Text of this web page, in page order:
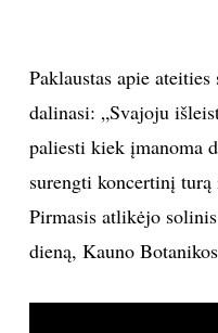
Paklaustas apie
dalinasi: „Svajoju
paliesti kiek įmanoma
surengti koncertinį
Pirmasis atlikėjo
dieną, Kauno